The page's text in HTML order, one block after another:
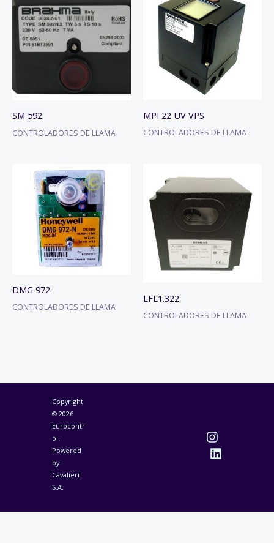
SM 592
CONTROLADORES DE LLAMA
MPI 22 UV VPS
CONTROLADORES DE LLAMA
DMG 972
CONTROLADORES DE LLAMA
LFL1.322
CONTROLADORES DE LLAMA
Copyright
© 2026
Eurocontr
ol.
Powered
by
Cavalieri
S.A.